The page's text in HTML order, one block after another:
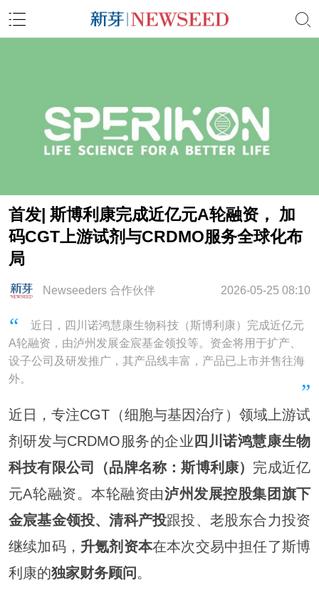
首发| 斯博利康完成近亿元A轮融资， 加
码CGT上游试剂与CRDMO服务全球化布
局
2026-05-25 08:10
Newseeders 合作伙伴
近日，四川诺鸿慧康生物科技（斯博利康）完成近亿元
A轮融资，由泸州发展金宸基金领投等。资金将用于扩产、
设子公司及研发推广，其产品线丰富，产品已上市并售往海
外。
近日，专注CGT（细胞与基因治疗）领域上游试
剂研发与CRDMO服务的企业 四川诺鸿慧康生物
科技有限公司（品牌名称：斯博利康） 完成近亿
元A轮融资。本轮融资由泸州发展控股集团旗下
金宸基金领投、清科产投跟投、老股东合力投资
继续加码， 升氪剂资本在本次交易中担任了斯博
利康的独家财务顾问 。